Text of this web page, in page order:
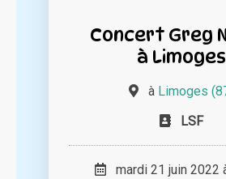
Concert Greg
à Limoges
à Limoges
LSF
mardi 21 juin 2022